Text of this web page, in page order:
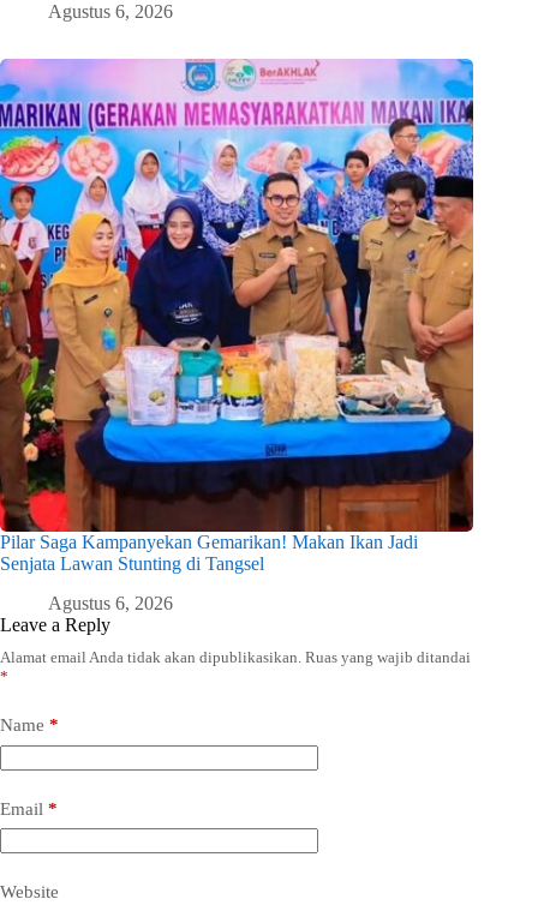
Agustus 6, 2026
Pilar Saga Kampanyekan Gemarikan! Makan Ikan Jadi
Senjata Lawan Stunting di Tangsel
Agustus 6, 2026
Leave a Reply
Alamat email Anda tidak akan dipublikasikan. Ruas yang wajib ditandai
*
Name *
Email *
Website